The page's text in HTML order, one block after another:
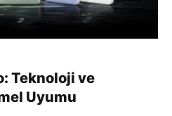
Teknoloji ve
Uyumu